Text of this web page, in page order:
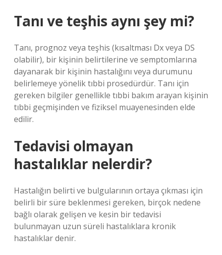
Tanı ve teşhis aynı şey mi?
Tanı, prognoz veya teşhis (kısaltması Dx veya DS
olabilir), bir kişinin belirtilerine ve semptomlarına
dayanarak bir kişinin hastalığını veya durumunu
belirlemeye yönelik tıbbi prosedürdür. Tanı için
gereken bilgiler genellikle tıbbi bakım arayan kişinin
tıbbi geçmişinden ve fiziksel muayenesinden elde
edilir.
Tedavisi olmayan
hastalıklar nelerdir?
Hastalığın belirti ve bulgularının ortaya çıkması için
belirli bir süre beklenmesi gereken, birçok nedene
bağlı olarak gelişen ve kesin bir tedavisi
bulunmayan uzun süreli hastalıklara kronik
hastalıklar denir.